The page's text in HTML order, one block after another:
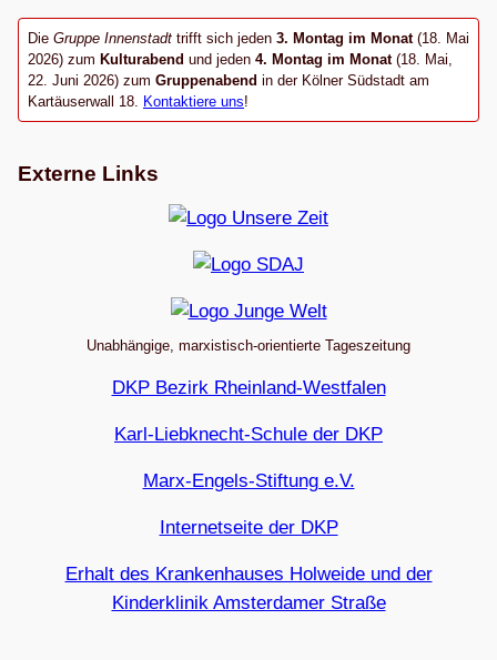
Die Gruppe Innenstadt trifft sich jeden 3. Montag im Monat (18. Mai
2026) zum Kulturabend und jeden 4. Montag im Monat(18. Mai,
22. Juni 2026) zum Gruppenabend in der Kölner Südstadt am
Kartäuserwall 18.
Kontaktiere uns!
Externe Links
Unabhängige, marxistisch-orientierte Tageszeitung
DKP Bezirk Rheinland-Westfalen
Karl-Liebknecht-Schule der DKP
Marx-Engels-Stiftung e.V.
Internetseite der DKP
Erhalt des Krankenhauses Holweide und der
Kinderklinik Amsterdamer Straße